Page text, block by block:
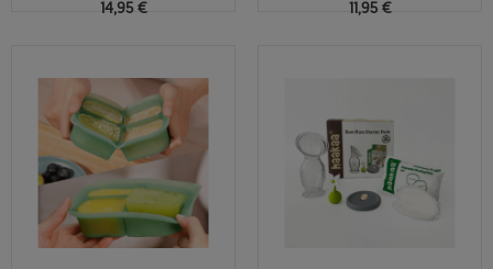
14,95 € 11,95 €